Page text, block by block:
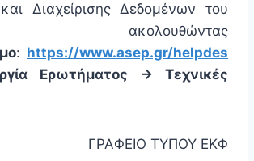
Διαχείρισης Δεδομένων του
: https://www.asep.gr/helpdes
Ερωτήματος -> Τεχνικές
ΓΡΑΦΕΙΟ ΤΥΠΟΥ ΕΚΦ